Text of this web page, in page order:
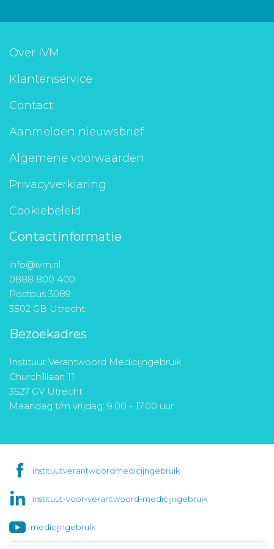
Over IVM
Klantenservice
Contact
Aanmelden nieuwsbrief
Algemene voorwaarden
Privacyverklaring
Cookiebeleid
Contactinformatie
info@ivm.nl
0888 800 400
Postbus 3089
3502 GB Utrecht
Bezoekadres
Instituut Verantwoord Medicijngebruik
Churchilllaan 11
3527 GV Utrecht
Maandag t/m vrijdag: 9.00 - 17.00 uur
instituutverantwoordmedicijngebruik
instituut-voor-verantwoord-medicijngebruik
medicijngebruik